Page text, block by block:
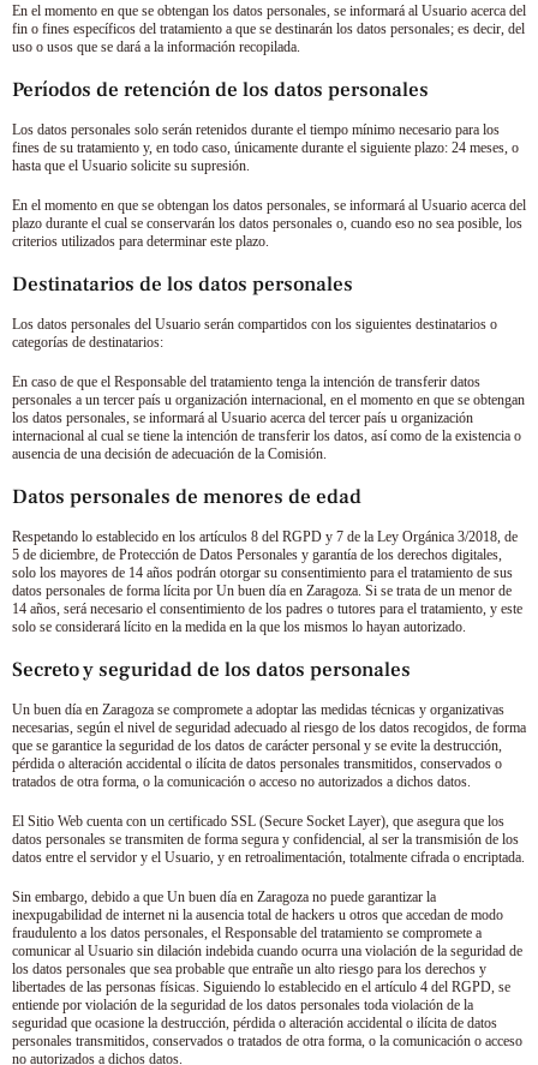
En el momento en que se obtengan los datos personales, se informará al Usuario acerca del
fin o fines específicos del tratamiento a que se destinarán los datos personales; es decir, del
uso o usos que se dará a la información recopilada.
Períodos de retención de los datos personales
Los datos personales solo serán retenidos durante el tiempo mínimo necesario para los
fines de su tratamiento y, en todo caso, únicamente durante el siguiente plazo: 24 meses , o
hasta que el Usuario solicite su supresión.
En el momento en que se obtengan los datos personales, se informará al Usuario acerca del
plazo durante el cual se conservarán los datos personales o, cuando eso no sea posible, los
criterios utilizados para determinar este plazo.
Destinatarios de los datos personales
Los datos personales del Usuario serán compartidos con los siguientes destinatarios o
categorías de destinatarios:
En caso de que el Responsable del tratamiento tenga la intención de transferir datos
personales a un tercer país u organización internacional, en el momento en que se obtengan
los datos personales, se informará al Usuario acerca del tercer país u organización
internacional al cual se tiene la intención de transferir los datos, así como de la existencia o
ausencia de una decisión de adecuación de la Comisión.
Datos personales de menores de edad
Respetando lo establecido en los artículos 8 del RGPD y 7 de la Ley Orgánica 3/2018, de
5 de diciembre, de Protección de Datos Personales y garantía de los derechos digitales,
solo los mayores de 14 años podrán otorgar su consentimiento para el tratamiento de sus
datos personales de forma lícita por Un buen día en Zaragoza . Si se trata de un menor de
14 años, será necesario el consentimiento de los padres o tutores para el tratamiento, y este
solo se considerará lícito en la medida en la que los mismos lo hayan autorizado.
Secreto y seguridad de los datos personales
Un buen día en Zaragoza se compromete a adoptar las medidas técnicas y organizativas
necesarias, según el nivel de seguridad adecuado al riesgo de los datos recogidos, de forma
que se garantice la seguridad de los datos de carácter personal y se evite la destrucción,
pérdida o alteración accidental o ilícita de datos personales transmitidos, conservados o
tratados de otra forma, o la comunicación o acceso no autorizados a dichos datos.
El Sitio Web cuenta con un certificado SSL (Secure Socket Layer), que asegura que los
datos personales se transmiten de forma segura y confidencial, al ser la transmisión de los
datos entre el servidor y el Usuario, y en retroalimentación, totalmente cifrada o encriptada.
Sin embargo, debido a que Un buen día en Zaragoza no puede garantizar la
inexpugabilidad de internet ni la ausencia total de hackers u otros que accedan de modo
fraudulento a los datos personales, el Responsable del tratamiento se compromete a
comunicar al Usuario sin dilación indebida cuando ocurra una violación de la seguridad de
los datos personales que sea probable que entrañe un alto riesgo para los derechos y
libertades de las personas físicas. Siguiendo lo establecido en el artículo 4 del RGPD, se
entiende por violación de la seguridad de los datos personales toda violación de la
seguridad que ocasione la destrucción, pérdida o alteración accidental o ilícita de datos
personales transmitidos, conservados o tratados de otra forma, o la comunicación o acceso
no autorizados a dichos datos.